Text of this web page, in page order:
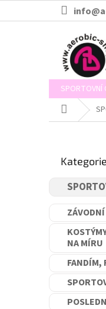
SPORTOVNÍ
Domů
kategorie
Kategorie
NA MÍRU
FANDÍM,